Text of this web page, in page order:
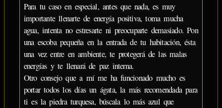
Para tu caso en especial, antes que nada, es muy
importante llenarte de energía positiva, toma mucha
agua, intenta no estresarte ni preocuparte demasiado. Pon
una escoba pequeña en la entrada de tu habitación, ésta
una vez entre en ambiente, te protegerá de las malas
energías y te llenará de paz interna.
Otro consejo que a mí me ha funcionado mucho es
portar todos los días un ágata, la más recomendada para
ti es la piedra turquesa, búscala lo más azul que